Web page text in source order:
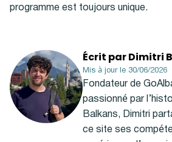
programme est toujours unique.
Écrit par Dimitri
Mis à jour le 30/06/2026
Fondateur de
passionné par
Balkans, Dimitri
ce site ses